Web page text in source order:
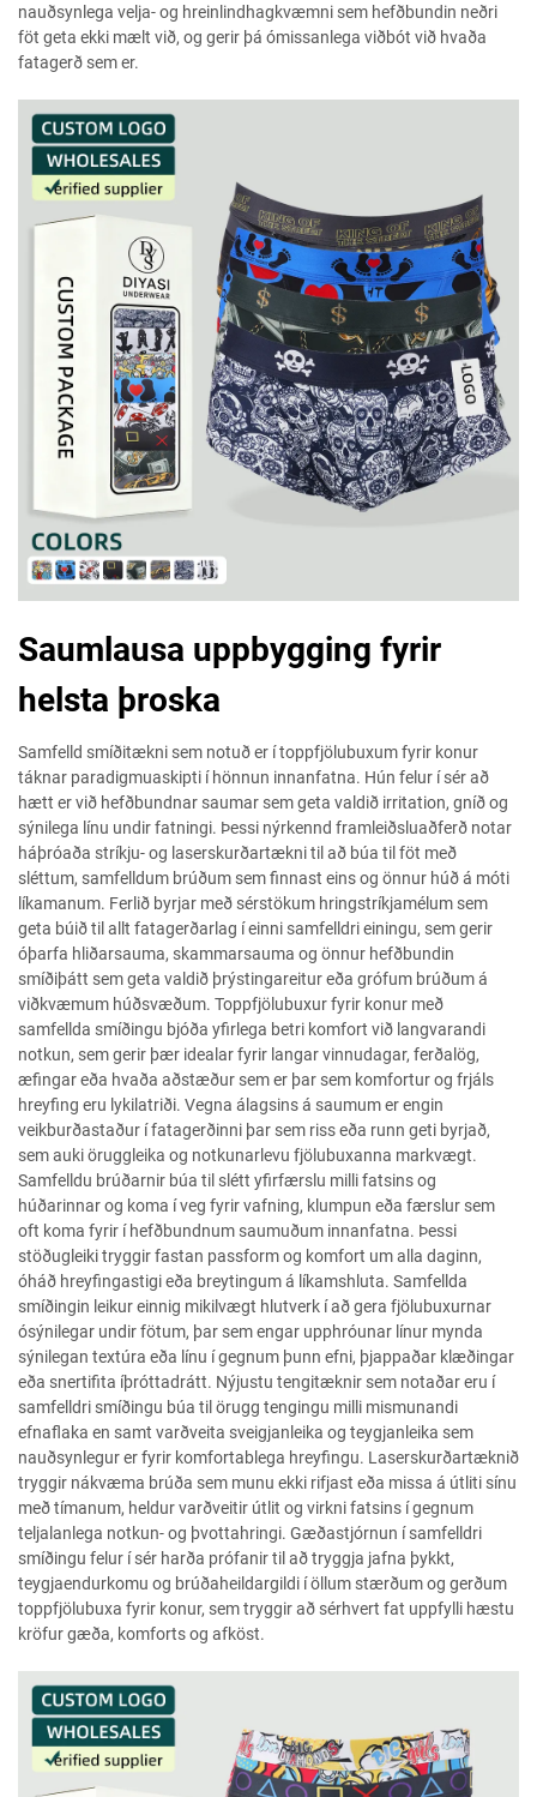
nauðsynlega velja- og hreinlindhagkvæmni sem hefðbundin neðri
föt geta ekki mælt við, og gerir þá ómissanlega viðbót við hvaða
fatagerð sem er.
Saumlausa uppbygging fyrir
helsta þroska
Samfelld smíðitækni sem notuð er í toppfjölubuxum fyrir konur
táknar paradigmuaskipti í hönnun innanfatna. Hún felur í sér að
hætt er við hefðbundnar saumar sem geta valdið irritation, gníð og
sýnilega línu undir fatningi. Þessi nýrkennd framleiðsluaðferð notar
háþróaða stríkju- og laserskurðartækni til að búa til föt með
sléttum, samfelldum brúðum sem finnast eins og önnur húð á móti
líkamanum. Ferlið byrjar með sérstökum hringstríkjamélum sem
geta búið til allt fatagerðarlag í einni samfelldri einingu, sem gerir
óþarfa hliðarsauma, skammarsauma og önnur hefðbundin
smíðiþátt sem geta valdið þrýstingareitur eða grófum brúðum á
viðkvæmum húðsvæðum. Toppfjölubuxur fyrir konur með
samfellda smíðingu bjóða yfirlega betri komfort við langvarandi
notkun, sem gerir þær idealar fyrir langar vinnudagar, ferðalög,
æfingar eða hvaða aðstæður sem er þar sem komfortur og frjáls
hreyfing eru lykilatriði. Vegna álagsins á saumum er engin
veikburðastaður í fatagerðinni þar sem riss eða runn geti byrjað,
sem auki öruggleika og notkunarlevu fjölubuxanna markvægt.
Samfelldu brúðarnir búa til slétt yfirfærslu milli fatsins og
húðarinnar og koma í veg fyrir vafning, klumpun eða færslur sem
oft koma fyrir í hefðbundnum saumuðum innanfatna. Þessi
stöðugleiki tryggir fastan passform og komfort um alla daginn,
óháð hreyfingastigi eða breytingum á líkamshluta. Samfellda
smíðingin leikur einnig mikilvægt hlutverk í að gera fjölubuxurnar
ósýnilegar undir fötum, þar sem engar upphróunar línur mynda
sýnilegan textúra eða línu í gegnum þunn efni, þjappaðar klæðingar
eða snertifita íþróttadrátt. Nýjustu tengitæknir sem notaðar eru í
samfelldri smíðingu búa til örugg tengingu milli mismunandi
efnaflaka en samt varðveita sveigjanleika og teygjanleika sem
nauðsynlegur er fyrir komfortablega hreyfingu. Laserskurðartæknið
tryggir nákvæma brúða sem munu ekki rifjast eða missa á útliti sínu
með tímanum, heldur varðveitir útlit og virkni fatsins í gegnum
teljalanlega notkun- og þvottahringi. Gæðastjórnun í samfelldri
smíðingu felur í sér harða prófanir til að tryggja jafna þykkt,
teygjaendurkomu og brúðaheildargildi í öllum stærðum og gerðum
toppfjölubuxa fyrir konur, sem tryggir að sérhvert fat uppfylli hæstu
kröfur gæða, komforts og afköst.